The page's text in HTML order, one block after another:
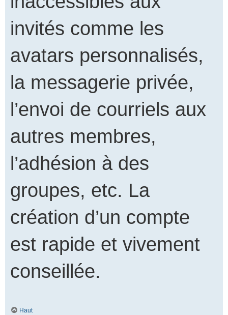
invités comme les
avatars personnalisés,
la messagerie privée,
l’envoi de courriels aux
autres membres,
l’adhésion à des
groupes, etc. La
création d’un compte
est rapide et vivement
conseillée.
Haut